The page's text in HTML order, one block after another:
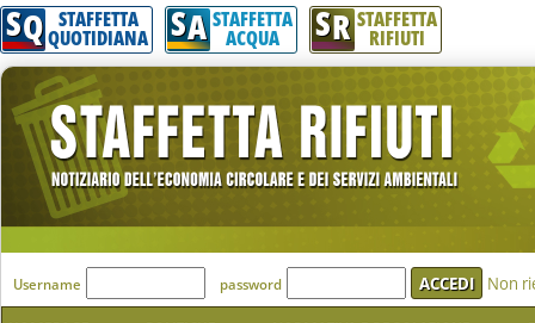
Attenzione! Esegui l'accesso per lèggere interamente la notizia.
SQ STAFFETTA
QUOTIDIANA SA STAFFETTA
ACQUA SR STAFFETTA
RIFIUTI
'Modulo Login per accedere'
Username password Non